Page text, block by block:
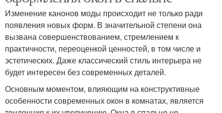
Изменение канонов моды происходит не только ради
появления новых форм. В значительной степени она
вызвана совершенствованием, стремлением к
практичности, переоценкой ценностей, в том числе и
эстетических. Даже классический стиль интерьера не
будет интересен без современных деталей.
Основным моментом, влияющим на конструктивные
особенности современных окон в комнатах, является